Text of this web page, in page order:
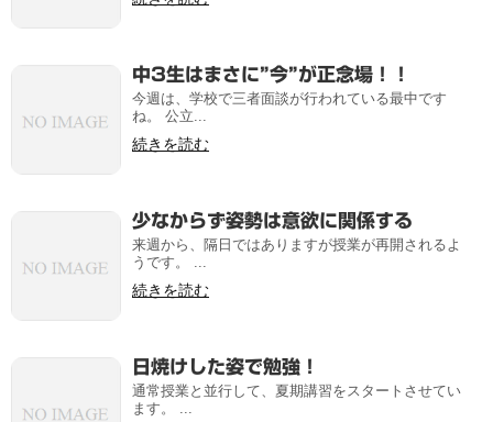
中3生はまさに”今”が正念場！！
今週は、学校で三者面談が行われている最中です
ね。 公立...
続きを読む
少なからず姿勢は意欲に関係する
来週から、隔日ではありますが授業が再開されるよ
うです。 ...
続きを読む
日焼けした姿で勉強！
通常授業と並行して、夏期講習をスタートさせてい
ます。 ...